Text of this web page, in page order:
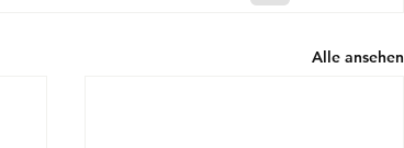
Alle ansehen